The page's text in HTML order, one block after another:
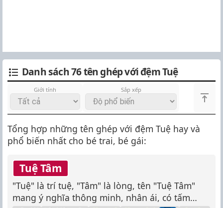
Danh sách 76 tên ghép với đệm Tuệ
Giới tính Sắp xếp
Tổng hợp những tên ghép với đệm Tuệ hay và
phổ biến nhất cho bé trai, bé gái:
Tuệ Tâm
"Tuệ" là trí tuệ, "Tâm" là lòng, tên "Tuệ Tâm"
mang ý nghĩa thông minh, nhân ái, có tấm